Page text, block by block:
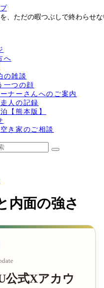
、ただの暇つぶしで終わらせ
へ
の雑談
一つの顔
ナーさんへのご案内
人の記録
【熊本版】
き家のご相談
内面の強さ
公式Xアカウ